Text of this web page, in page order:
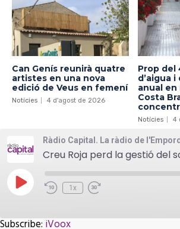
Can Genís reunirà quatre
artistes en una nova
edició de Veus en femení
Notícies 4 d'agost de 2026
Prop del
d’aigua
anual en
Costa
Notícies 4
Ràdio Capital. La ràdio de
Play
Episode
1x
Subscribe: iVoox